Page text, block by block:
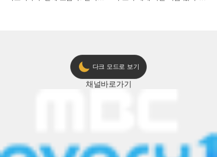
다크 모드로 보기
채널바로가기